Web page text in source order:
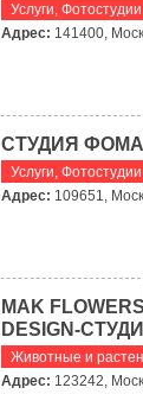
Услуги, Фотостудии
Адрес: 141400,
СТУДИЯ
Услуги, Фотостудии
Адрес: 109651,
MAK FLOWERS
DESIGN-
Животные и
Адрес: 123242,